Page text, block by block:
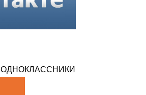
ОДНОКЛАССНИКИ